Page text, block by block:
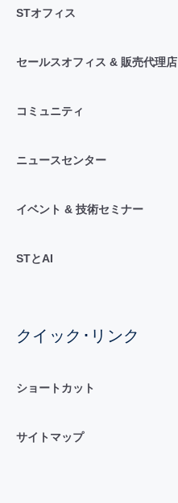
STオフィス
セールスオフィス & 販売代理店
コミュニティ
ニュースセンター
イベント & 技術セミナー
STとAI
クイック･リンク
ショートカット
サイトマップ